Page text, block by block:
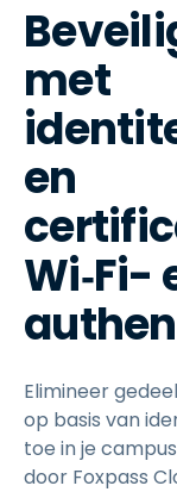
met
en
Wi‑Fi-
Elimineer
op basis van
toe in je
door Foxpass